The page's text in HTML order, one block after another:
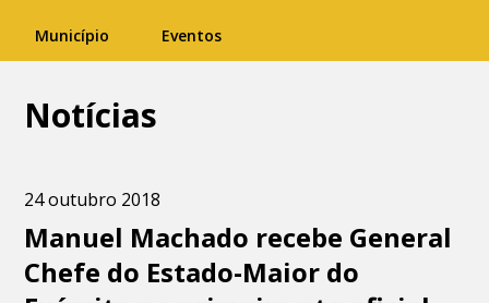
Município Eventos
Notícias
24 outubro 2018
Manuel Machado recebe General
Chefe do Estado-Maior do